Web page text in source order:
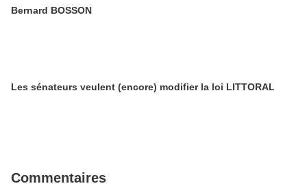
Bernard BOSSON
Les sénateurs veulent (encore) modifier la loi LITTORAL
Commentaires